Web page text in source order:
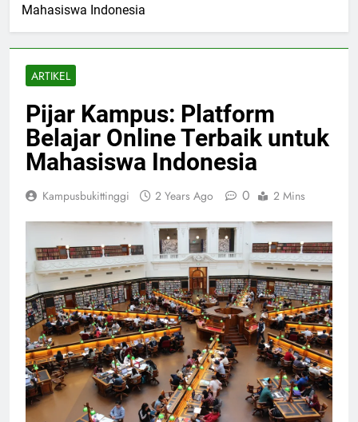
Mahasiswa Indonesia
ARTIKEL
Pijar Kampus: Platform
Belajar Online Terbaik untuk
Mahasiswa Indonesia
Kampusbukittinggi 2 Years Ago 0 2 Mins